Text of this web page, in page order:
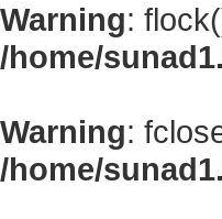
Warning:
/home/
Warning:
/home/